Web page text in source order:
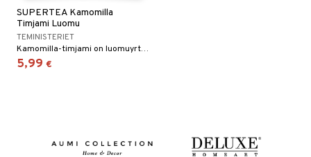
SUPERTEA Kamomilla
Timjami Luomu
TEMINISTERIET
Kamomilla-timjami on luomuyrttitee, joka on valmistettu ainutlaatuisesta kamomillan ja timjamin sekoituksesta luonnollisen ja rauhoittavan maun saavuttamiseksi.
5,99 €